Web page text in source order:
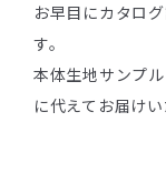
お早目にカタロ
す。
本体生地サンプ
に代えてお届けい